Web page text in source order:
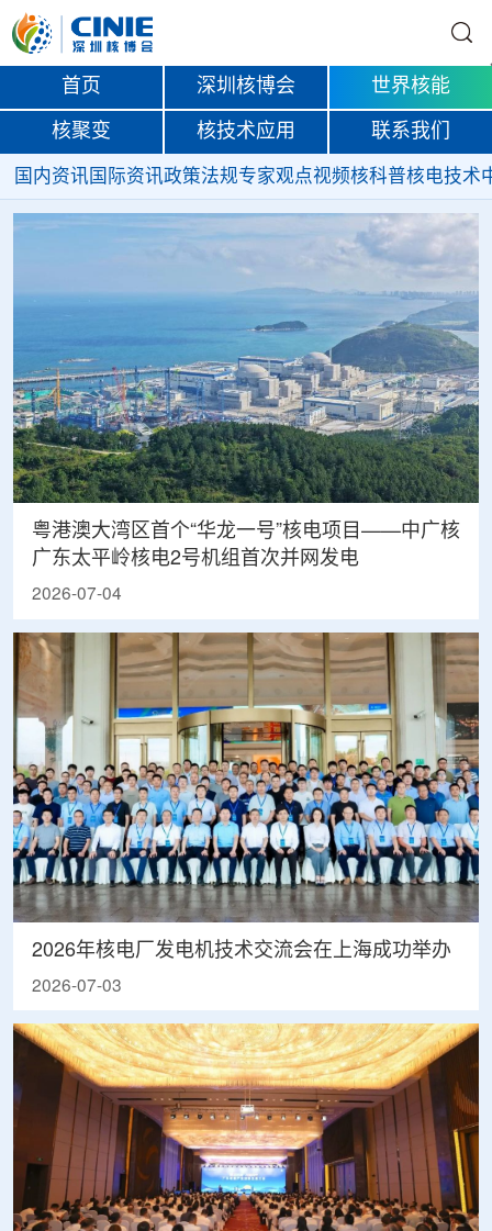
首页 深圳核博会 世界核能
核聚变 核技术应用 联系我们
国内资讯 国际资讯政策法规专家观点视频核科普核电技术
粤港澳大湾区首个“华龙一号”核电项目——中广核
广东太平岭核电2号机组首次并网发电
2026-07-04
2026年核电厂发电机技术交流会在上海成功举办
2026-07-03